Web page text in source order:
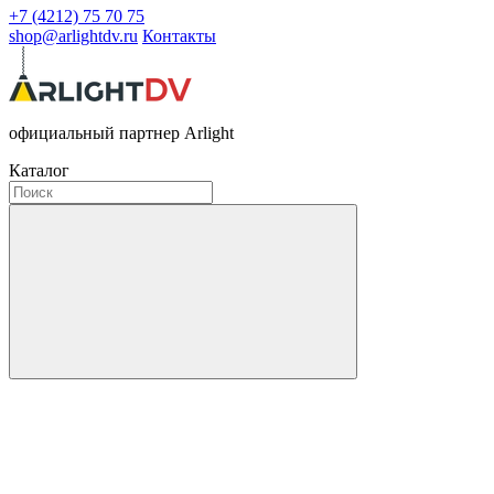
+7 (4212) 75 70 75
shop@arlightdv.ru Контакты
официальный партнер Arlight
Каталог